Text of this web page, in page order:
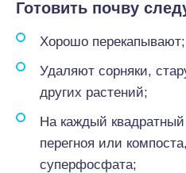
Готовить почву
Хорошо перекапывают;
Удаляют сорняки,
других растений;
На каждый квадратный
перегноя или
суперфосфата;